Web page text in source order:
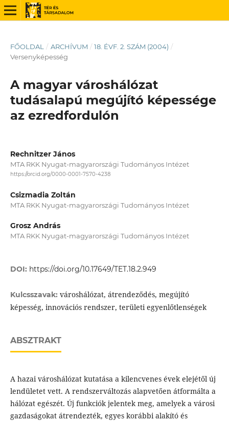
FŐOLDAL / ARCHÍVUM / 18. ÉVF. 2. SZÁM (2004) /
Versenyképesség
A magyar városhálózat
tudásalapú megújító képessége
az ezredfordulón
Rechnitzer János
MTA RKK Nyugat-magyarországi Tudományos Intézet
https://orcid.org/0000-0001-7570-4238
Csizmadia Zoltán
MTA RKK Nyugat-magyarországi Tudományos Intézet
Grosz András
MTA RKK Nyugat-magyarországi Tudományos Intézet
DOI: https://doi.org/10.17649/TET.18.2.949
Kulcsszavak: városhálózat, átrendeződés, megújító
képesség, innovációs rendszer, területi egyenlőtlenségek
ABSZTRAKT
A hazai városhálózat kutatása a kilencvenes évek elejétől új
lendületet vett. A rendszerváltozás alapvetően átformálta a
hálózat egészét. Új funkciók jelentek meg, amelyek a városi
gazdaságokat átrendezték, egyes korábbi alakító és